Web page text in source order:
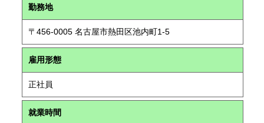
勤務地
〒456-0005 名古屋市熱田区池内町1-5
雇用形態
正社員
就業時間